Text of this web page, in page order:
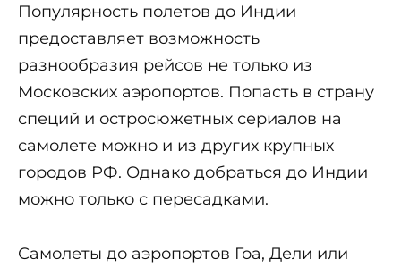
Популярность полетов до Индии
предоставляет возможность
разнообразия рейсов не только из
Московских аэропортов. Попасть в страну
специй и остросюжетных сериалов на
самолете можно и из других крупных
городов РФ. Однако добраться до Индии
можно только с пересадками.
Самолеты до аэропортов Гоа, Дели или